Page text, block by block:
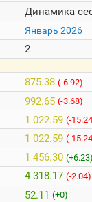
Динамика
Январь 2026
2
875.38 (-6.92)
992.65 (-3.68)
1 022.59 (-
1 022.59 (-
1 456.30
4 318.17 (-2.04)
52.11 (+0)